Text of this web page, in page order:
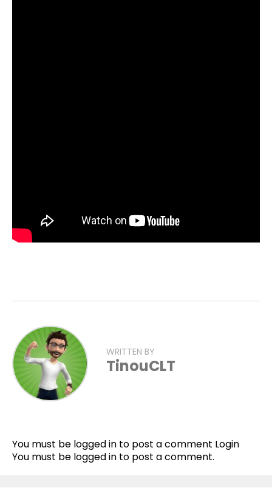
WRITTEN BY
TinouCLT
You must be logged in to post a comment Login
You must be logged in to post a comment.
Pinterest